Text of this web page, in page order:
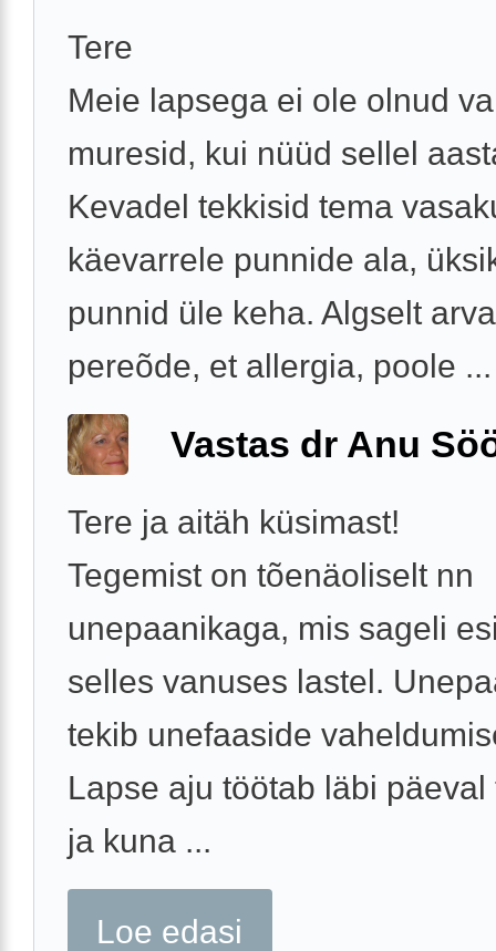
Tere
Meie lapsega ei ole olnud
muresid, kui nüüd sellel
Kevadel tekkisid tema
käevarrele punnide ala,
punnid üle keha. Algselt
pereõde, et allergia, poole ...
Vastas dr Anu
Tere ja aitäh küsimast!
Tegemist on tõenäoliselt nn
unepaanikaga, mis sageli
selles vanuses lastel.
tekib unefaaside
Lapse aju töötab läbi päeval
ja kuna ...
Loe edasi